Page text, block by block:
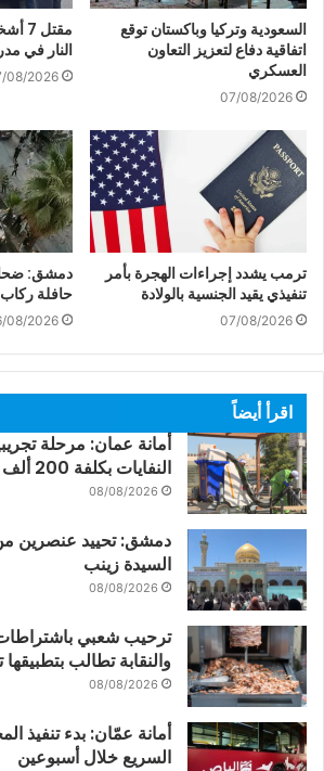
السعودية وتركيا وباكستان توقع
اتفاقية دفاع لتعزيز التعاون
العسكري
07/08/2026
النار في
08/2026
ترمب يشدد إجراءات الهجرة بأمر
تنفيذي يقيد الجنسية بالولادة
07/08/2026
دمشق:
حافلة
08/2026
اقرأ أيضاً
أمانة عمان: مرحلة
النفايات بكلفة 200 ألف دينار
08/08/2026
دمشق: تحييد عنصرين
السيدة زينب
08/08/2026
ترحيب شعبي باشتراطات
والنقابة تطالب بتطبيقها
08/08/2026
أمانة عمّان: بدء تنفيذ
السريع خلال أسبوعين